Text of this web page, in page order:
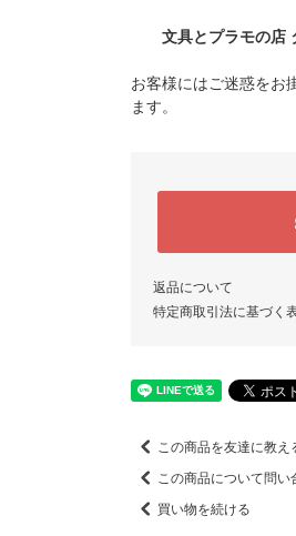
文具とプラモの
お客様にはご迷惑をお
ます。
返品について
特定商取引法に基づく
この商品を友達に教え
この商品について問い
買い物を続ける